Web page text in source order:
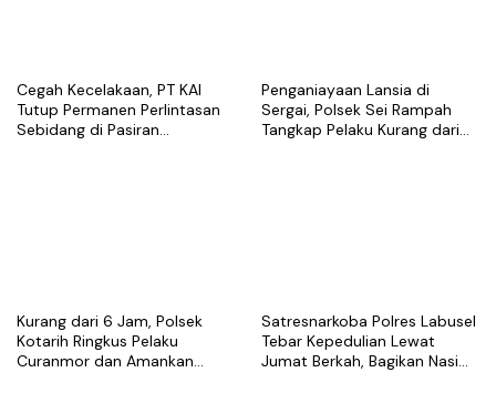
Cegah Kecelakaan, PT KAI
Tutup Permanen Perlintasan
Sebidang di Pasiran
Penganiayaan Lansia di
Sergai, Polsek Sei Rampah
Tangkap Pelaku Kurang dari
Kurang dari 6 Jam, Polsek
Kotarih Ringkus Pelaku
Curanmor dan Amankan
Satresnarkoba Polres Labusel
Tebar Kepedulian Lewat
Jumat Berkah, Bagikan Nasi